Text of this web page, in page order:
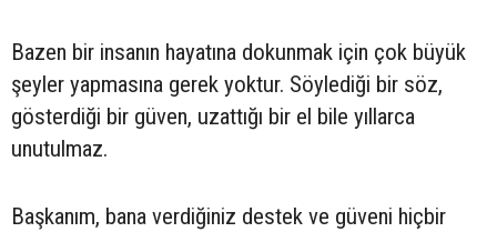
Bazen bir insanın hayatına dokunmak için çok büyük
şeyler yapmasına gerek yoktur. Söylediği bir söz,
gösterdiği bir güven, uzattığı bir el bile yıllarca
unutulmaz.
Başkanım, bana verdiğiniz destek ve güveni hiçbir